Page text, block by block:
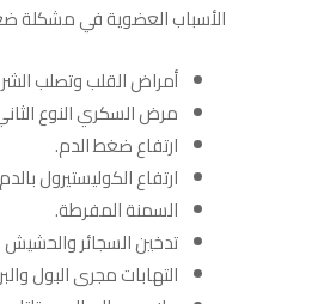
الأسباب العضوية في مشكلة
أمراض القلب وتصلب
مرض السكري النوع
ارتفاع ضغط الدم.
ارتفاع الكوليستيرول
السمنة المفرطة.
تدخين السجائر
التهابات مجرى البول